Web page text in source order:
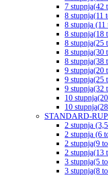
7 stupnja(42
8 stupnja(11
8 stupnja (11
8 stupnja(18
8 stupnja(25
8 stupnja(30
8 stupnja(38
9 stupnja(20
9 stupnja(25
9 stupnja(32
10
10
STANDARD-
2 stupnja
2 stupnja (6
2 stupnja(9
2 stupnja(13
3 stupnja(5
3 stupnja(8